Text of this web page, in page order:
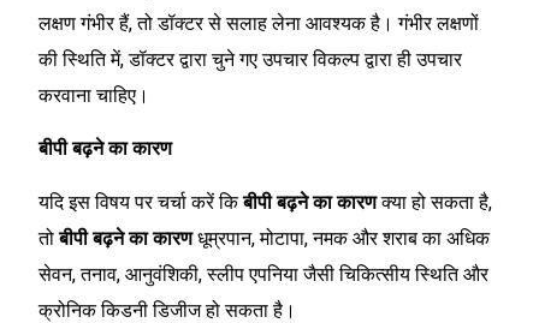
लक्षण गंभीर हैं, तो डॉक्टर से सलाह लेना आवश्यक है। गंभीर लक्षणों
की स्थिति में, डॉक्टर द्वारा चुने गए उपचार विकल्प द्वारा ही उपचार
करवाना चाहिए।
बीपी बढ़ने का कारण
यदि इस विषय पर चर्चा करें किबीपी बढ़ने का कारणक्या हो सकता है,
तोबीपी बढ़ने का कारणधूम्रपान, मोटापा, नमक और शराब का अधिक
सेवन, तनाव, आनुवंशिकी, स्लीप एपनिया जैसी चिकित्सीय स्थिति और
क्रोनिक किडनी डिजीज हो सकता है।